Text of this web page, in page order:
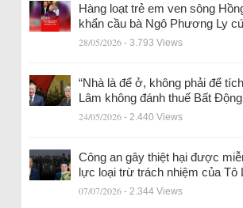
Hàng loạt trẻ em ven sông
khẩn cầu bà Ngô Phương Ly
28/05/2026 - 3.793 Views
“Nhà là để ở, không phải để
Lâm không đánh thuế Bất
24/05/2026 - 2.440 Views
Công an gây thiệt hại được
lực loại trừ trách nhiệm của Tô
07/07/2026 - 2.344 Views